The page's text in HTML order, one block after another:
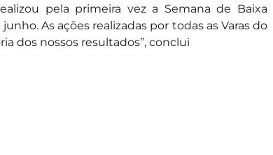
pela primeira vez a Semana de Baixa
As ações realizadas por todas as Varas do
dos nossos resultados”, conclui